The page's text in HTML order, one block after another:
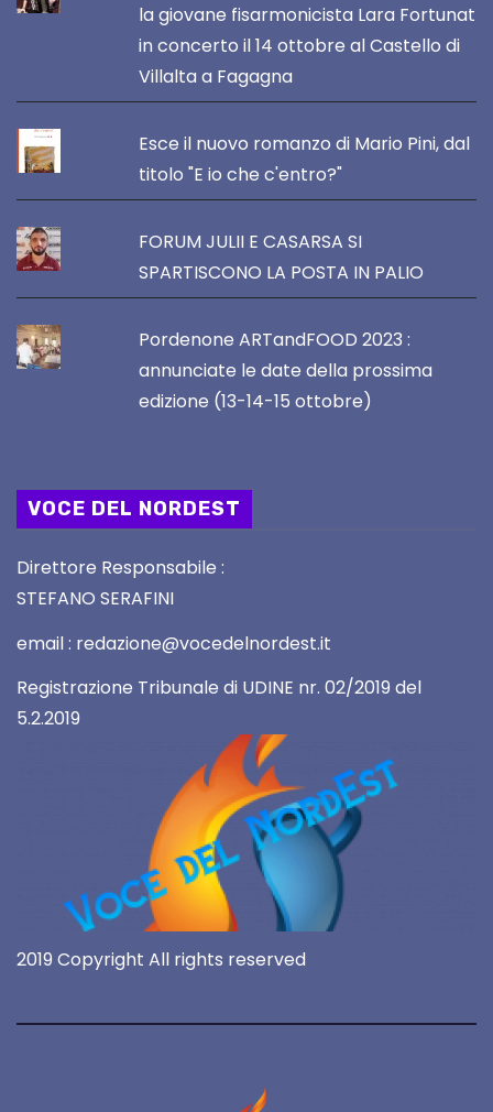
la giovane fisarmonicista Lara Fortunat
in concerto il 14 ottobre al Castello di
Villalta a Fagagna
Esce il nuovo romanzo di Mario Pini, dal
titolo "E io che c'entro?"
FORUM JULII E CASARSA SI
SPARTISCONO LA POSTA IN PALIO
Pordenone ARTandFOOD 2023 :
annunciate le date della prossima
edizione (13-14-15 ottobre)
VOCE DEL NORDEST
Direttore Responsabile :
STEFANO SERAFINI
email : redazione@vocedelnordest.it
Registrazione Tribunale di UDINE nr. 02/2019 del
5.2.2019
2019 Copyright All rights reserved